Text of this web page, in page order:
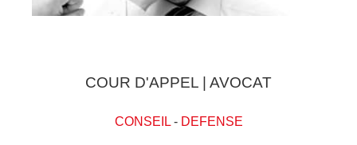
COUR D'APPEL | AVOCAT
CONSEIL- DEFENSE